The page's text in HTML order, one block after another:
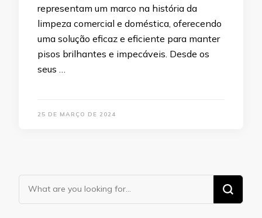
representam um marco na história da
limpeza comercial e doméstica, oferecendo
uma solução eficaz e eficiente para manter
pisos brilhantes e impecáveis. Desde os
seus …
25 DE MARÇO DE 2024
Looking
for